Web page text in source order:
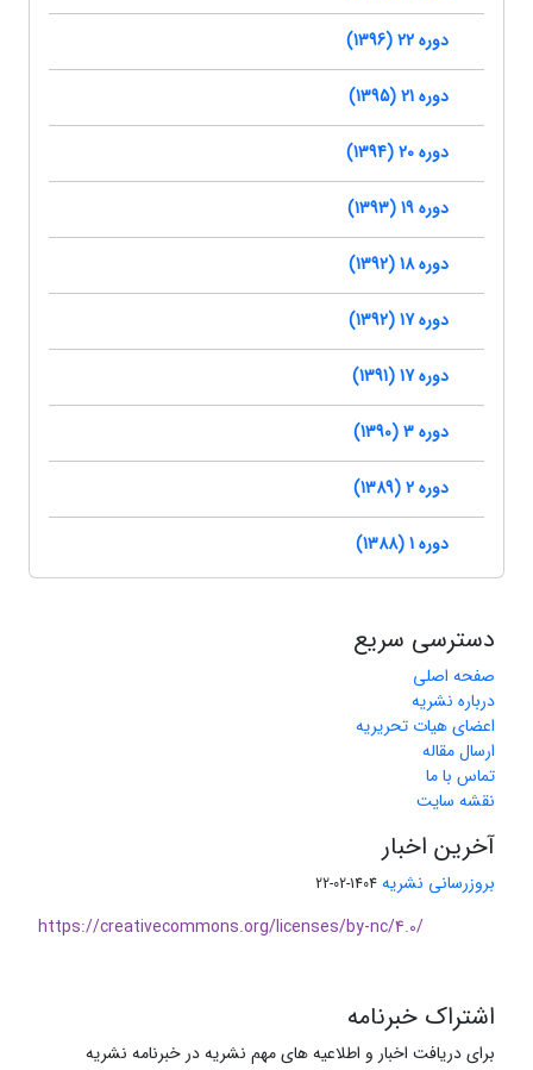
دوره 22 (1396)
دوره 21 (1395)
دوره 20 (1394)
دوره 19 (1393)
دوره 18 (1392)
دوره 17 (1392)
دوره 17 (1391)
دوره 3 (1390)
دوره 2 (1389)
دوره 1 (1388)
دسترسی سریع
صفحه اصلی
درباره نشریه
اعضای هیات تحریریه
ارسال مقاله
تماس با ما
نقشه سایت
آخرین اخبار
بروزرسانی نشریه 1404-02-22
https://creativecommons.org/licenses/by-nc/4.0/
اشتراک خبرنامه
برای دریافت اخبار و اطلاعیه های مهم نشریه در خبرنامه نشریه